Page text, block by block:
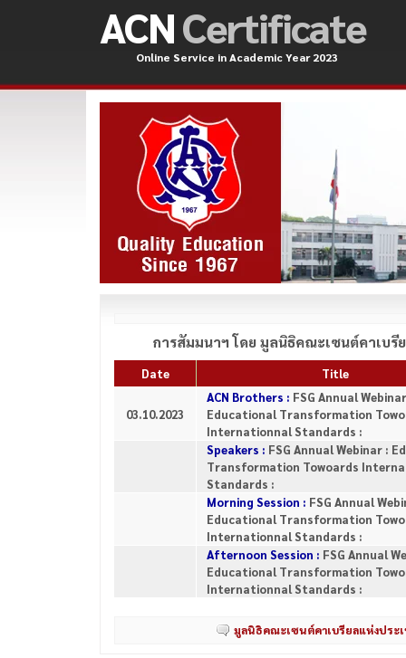
ACNCertificate
Online Service in Academic Year 2023
การสัมมนาฯ โดย มูลนิธิคณะเซนต์คาเบรี
Date Title
03.10.2023
ACN Brothers : FSG Annual
Educational Transformation
Internationnal Standards :
Speakers : FSG Annual Webinar :
Transformation Towoards
Standards :
Morning Session : FSG Annual
Educational Transformation
Internationnal Standards :
Afternoon Session : FSG Annual
Educational Transformation
Internationnal Standards :
มูลนิธิคณะเซนต์คาเบรียลแห่งประ